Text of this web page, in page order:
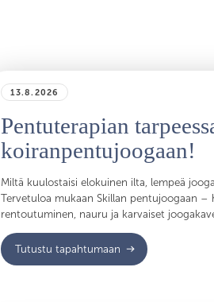
13.8.2026
Pentuterapian
koiranpentujoogaan!
Miltä kuulostaisi elokuinen ilta, lempeä
Tervetuloa mukaan Skillan pentujoogaan –
rentoutuminen, nauru ja karvaiset
Tutustu tapahtumaan